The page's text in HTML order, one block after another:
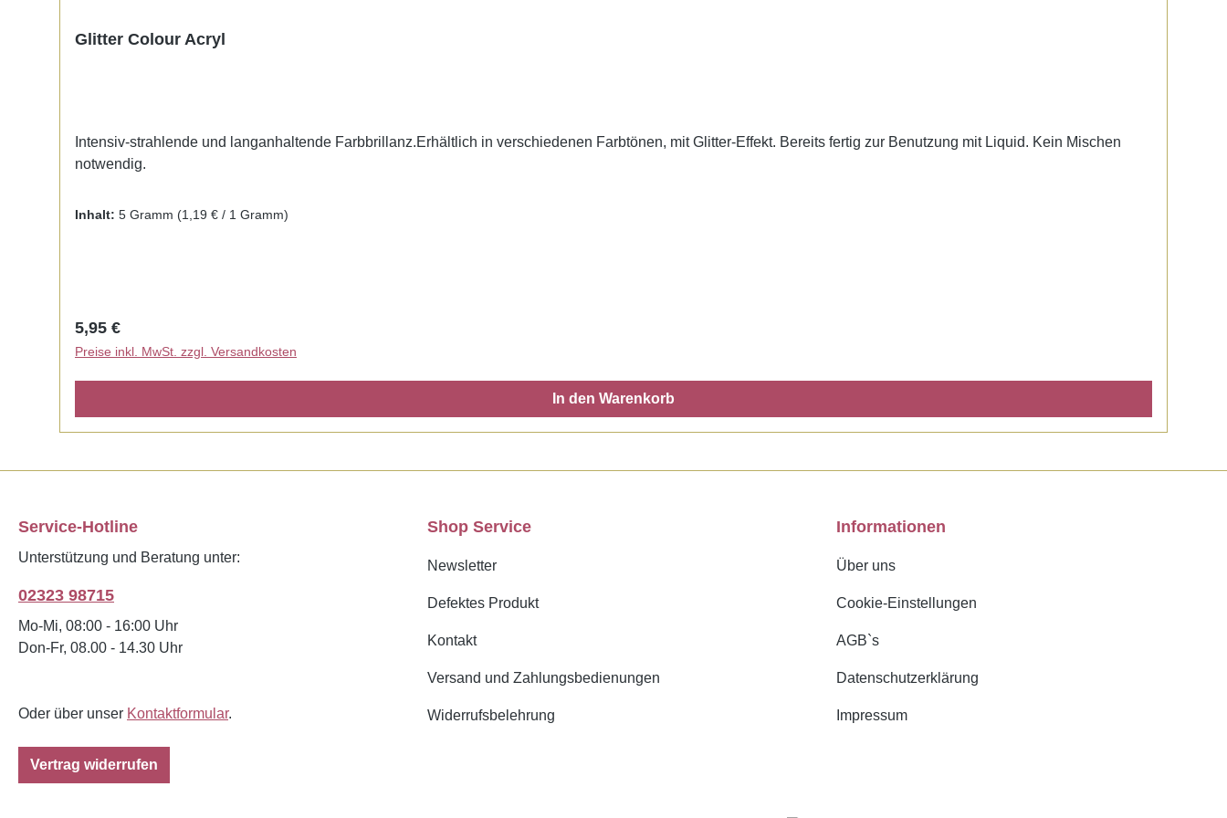
Glitter Colour Acryl
Intensiv-strahlende und langanhaltende Farbbrillanz.Erhältlich in verschiedenen Farbtönen, mit Glitter-Effekt. Bereits fertig zur Benutzung mit Liquid. Kein Mischen
notwendig.
Inhalt: 5 Gramm (1,19 € / 1 Gramm)
Regulärer Preis:
5,95 €
Preise inkl. MwSt. zzgl. Versandkosten
In den Warenkorb
Service-Hotline
Unterstützung und Beratung unter:
02323 98715
Mo-Mi, 08:00 - 16:00 Uhr
Don-Fr, 08.00 - 14.30 Uhr
Oder über unser Kontaktformular.
Vertrag widerrufen
Shop Service
Newsletter
Defektes Produkt
Kontakt
Versand und Zahlungsbedienungen
Widerrufsbelehrung
Informationen
Über uns
Cookie-Einstellungen
AGB`s
Datenschutzerklärung
Impressum